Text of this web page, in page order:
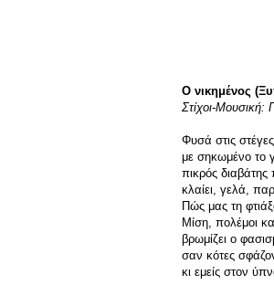
Ο νικημένος
Στίχοι-Μουσική:
Φυσά στις
με σηκωμένο το
πικρός
κλαίει, γελά,
Πώς μας τη
Μίση, πολέμοι
βρωμίζει ο
σαν κότες
κι εμείς στον